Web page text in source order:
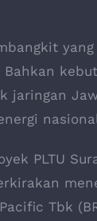
jaringan
PLTU
Tbk